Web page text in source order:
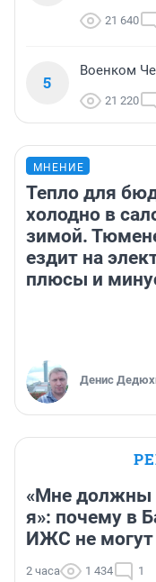
21 640
5
Военком
21 220
МНЕНИЕ
Тепло для
холодно в
зимой.
ездит на
плюсы и
Денис
«Мне должны
я»: почему в
ИЖС не
2 часа 1 434 1